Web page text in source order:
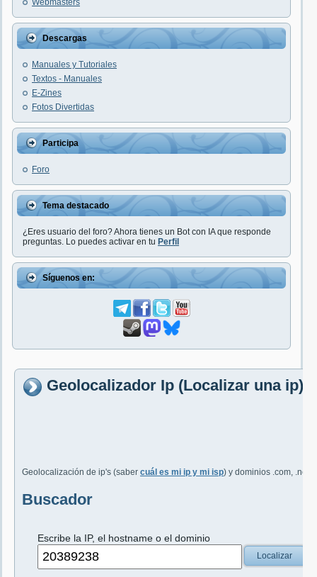
Webmasters
Descargas
Manuales y Tutoriales
Textos - Manuales
E-Zines
Fotos Divertidas
Participa
Foro
Tema destacado
¿Eres usuario del foro? Ahora tienes un Bot con IA que responde
preguntas. Lo puedes activar en tu Perfil
Síguenos en:
Geolocalizador Ip (Localizar una ip)
Geolocalización de ip's (saber cuál es mi ip y mi isp) y dominios .com, .net,
Buscador
Escribe la IP, el hostname o el dominio
Localizar